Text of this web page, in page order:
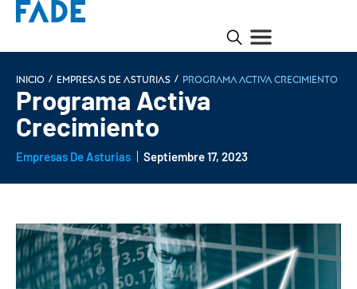
INICIO / Empresas de Asturias / Programa Activa Crecimiento
Programa Activa
Crecimiento
Empresas De Asturias Septiembre 17, 2023